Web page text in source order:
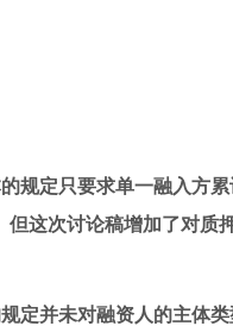
规定只要求单一融入方
这次讨论稿增加了对质
定并未对融资人的主体